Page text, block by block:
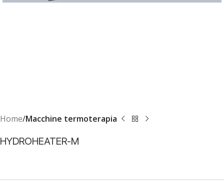
Home Macchine termoterapia
HYDROHEATER-M